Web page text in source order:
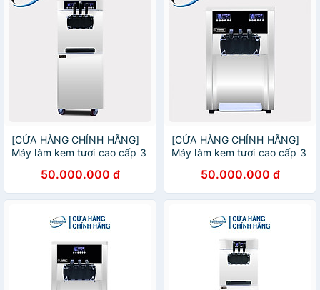
[CỬA HÀNG CHÍNH HÃNG]
Máy làm kem tươi cao cấp 3
50.000.000 đ
[CỬA HÀNG CHÍNH HÃNG]
Máy làm kem tươi cao cấp 3
50.000.000 đ